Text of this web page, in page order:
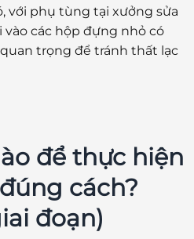
với phụ tùng tại xưởng sửa
vào các hộp đựng nhỏ có
trọng để tránh thất lạc
để thực hiện
cách?
đoạn)